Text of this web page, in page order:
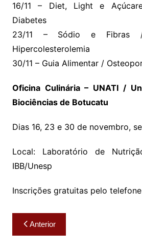
16/11 – Diet, Light e
Diabetes
23/11 – Sódio e Fibras
Hipercolesterolemia
30/11 – Guia Alimentar /
Oficina Culinária – UNATI /
Biociências de Botucatu
Dias 16, 23 e 30 de novembro,
Local: Laboratório de
IBB/Unesp
Inscrições gratuitas pelo
Navegação
de
Anterior